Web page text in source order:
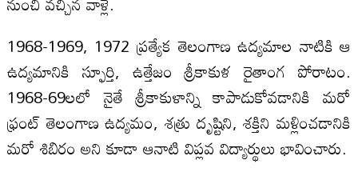
1968-1969, 1972 ప్రత్యేక తెలంగాణ ఉద్యమాల నాటికి ఆ
ఉద్యమానికి స్ఫూర్తి, ఉత్తేజం శ్రీకాకుళ రైతాంగ పోరాటం.
1968-69లలో నైతే శ్రీకాకుళాన్ని కాపాడుకోవడానికి మరో
ఫ్రంట్‌ తెలంగాణ ఉద్యమం, శత్రు దృష్టిని, శక్తిని మళ్లించడానికి
మరో శిబిరం అని కూడా ఆనాటి విప్లవ విద్యార్థులు భావించారు.